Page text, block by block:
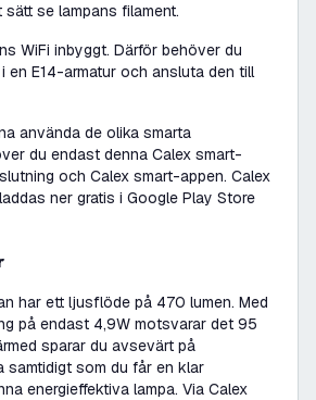
se lampans filament.
WiFi inbyggt. Därför behöver du
en E14-armatur och ansluta den till
använda de olika smarta
du endast denna Calex smart-
och Calex smart-appen. Calex
ner gratis i Google Play Store
har ett ljusflöde på 470 lumen. Med
på endast 4,9W motsvarar det 95
sparar du avsevärt på
samtidigt som du får en klar
energieffektiva lampa. Via Calex